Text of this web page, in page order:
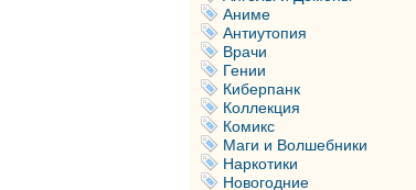
Аниме
Антиутопия
Врачи
Гении
Киберпанк
Коллекция
Комикс
Маги и Волшебники
Наркотики
Новогодние